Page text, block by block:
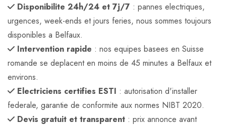
Disponibilite 24h/24 et 7j/7 : pannes electriques,
urgences, week-ends et jours feries, nous sommes toujours
disponibles a Belfaux.
Intervention rapide : nos equipes basees en Suisse
romande se deplacent en moins de 45 minutes a Belfaux et
environs.
Electriciens certifies ESTI : autorisation d'installer
federale, garantie de conformite aux normes NIBT 2020.
Devis gratuit et transparent : prix annonce avant